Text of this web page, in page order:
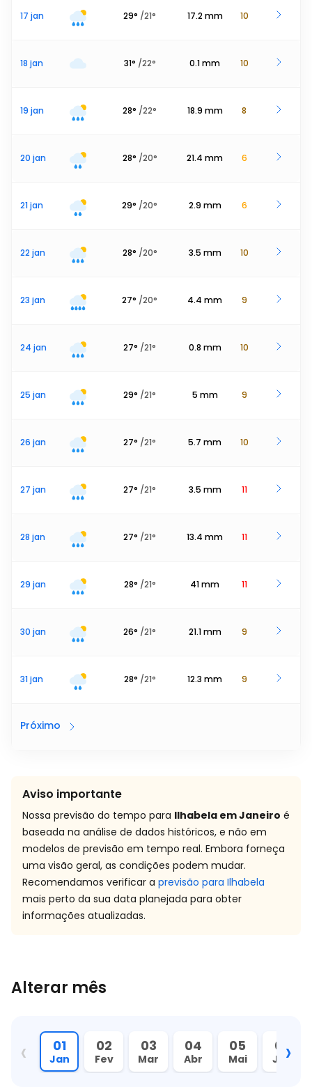
17 jan 29° /21° 17.2 mm 10
18 jan 31° /22° 0.1mm 10
19 jan 28° /22° 18.9 mm 8
20 jan 28° /20° 21.4 mm 6
21 jan 29° /20° 2.9 mm 6
22 jan 28° /20° 3.5 mm 10
23 jan 27° /20° 4.4 mm 9
24 jan 27° /21° 0.8 mm 10
25 jan 29° /21° 5 mm 9
26 jan 27° /21° 5.7 mm 10
27 jan 27° /21° 3.5 mm 11
28 jan 27° /21° 13.4 mm 11
29 jan 28° /21° 41mm 11
30 jan 26° /21° 21.1 mm 9
31 jan 28° /21° 12.3 mm 9
Próximo
Aviso importante
Nossa previsão do tempo para Ilhabela em Janeiro é
baseada na análise de dados históricos, e não em
modelos de previsão em tempo real. Embora forneça
uma visão geral, as condições podem mudar.
Recomendamos verificar a previsão para Ilhabela
mais perto da sua data planejada para obter
informações atualizadas.
Alterar mês
‹ 01
Jan
02
Fev
03
Mar
04
Abr
05
Mai
06
Jun
›